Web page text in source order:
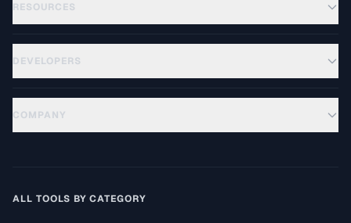
RESOURCES
DEVELOPERS
COMPANY
ALL TOOLS BY CATEGORY